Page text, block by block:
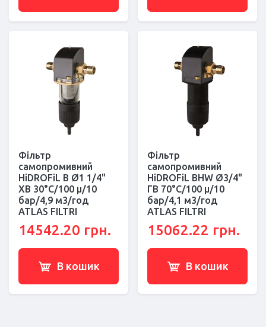
Фільтр
самопромивний
HiDROFiL B Ø1 1/4"
ХВ 30°C/100 μ/10
бар/4,9 м3/год
ATLAS FILTRI
14542.20 грн.
В кошик
Фільтр
самопромивний
HiDROFiL BHW Ø3/4"
ГВ 70°C/100 μ/10
бар/4,1 м3/год
ATLAS FILTRI
15062.22 грн.
В кошик